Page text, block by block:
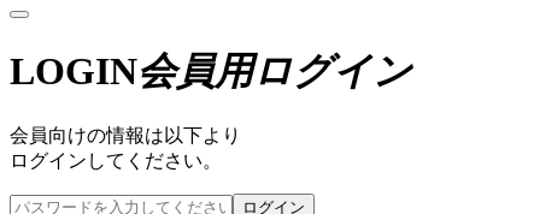
LOGIN会員用ログイン
会員向けの情報は以下より
ログインしてください。